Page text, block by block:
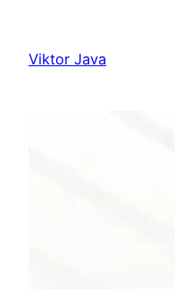
tartalomhoz
Viktor Java